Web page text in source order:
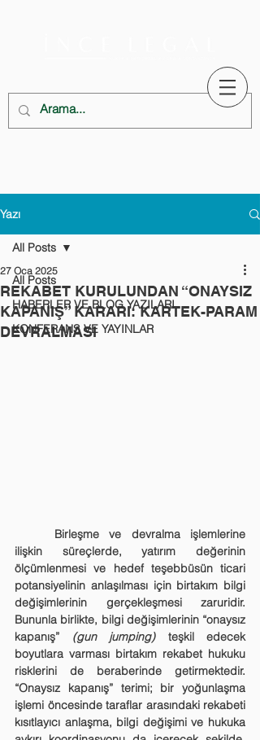
Yazı
All Posts
HABERLER VE BLOG YAZILARI
KONFERANS VE YAYINLAR
All Posts
REKABET KURULUNDAN “ONAYSIZ
KAPANIŞ” KARARI: KARTEK-PARAM
DEVRALMASI
27 Oca 2025
ilişkin süreçlerde, yatırım değerinin
ölçümlenmesi ve hedef teşebbüsün ticari
potansiyelinin anlaşılması için birtakım bilgi
değişimlerinin gerçekleşmesi zaruridir.
Bununla birlikte, bilgi değişimlerinin “onaysız
kapanış” (gun jumping) teşkil edecek
boyutlara varması birtakım rekabet hukuku
risklerini de beraberinde getirmektedir.
“Onaysız kapanış” terimi; bir yoğunlaşma
işlemi öncesinde taraflar arasındaki rekabeti
kısıtlayıcı anlaşma, bilgi değişimi ve hukuka